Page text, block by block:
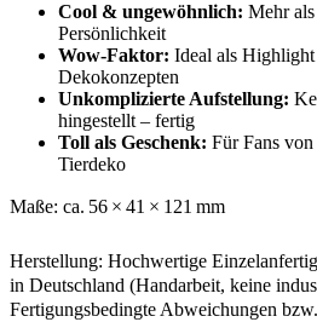
Cool & ungewöhnlich: Mehr
Persönlichkeit
Wow-Faktor: Ideal als
Dekokonzepten
Unkomplizierte Aufstellung:
hingestellt – fertig
Toll als Geschenk: Für Fans
Tierdeko
Maße: ca. 56 × 41 × 121 mm
Herstellung: Hochwertige
in Deutschland (Handarbeit, keine
Fertigungsbedingte Abweichungen